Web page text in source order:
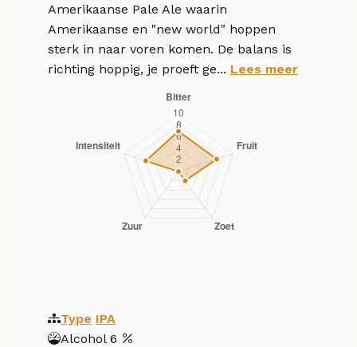
Amerikaanse Pale Ale waarin
Amerikaanse en "new world" hoppen
sterk in naar voren komen. De balans is
richting hoppig, je proeft ge... Lees meer
Type IPA
Alcohol 6